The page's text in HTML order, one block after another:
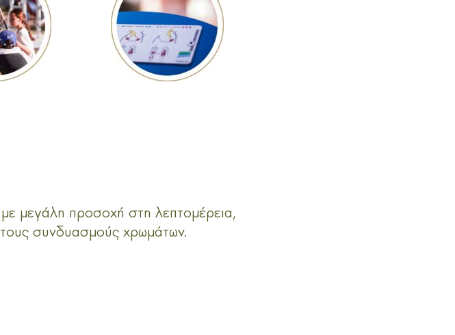
μεγάλη προσοχή στη λεπτομέρεια,
συνδυασμούς χρωμάτων.